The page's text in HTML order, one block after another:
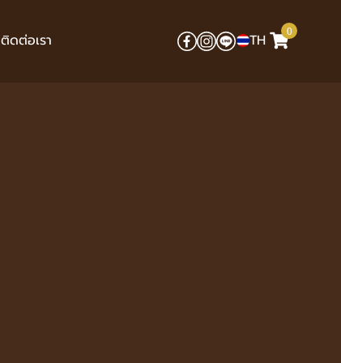
ติดต่อเรา TH 0